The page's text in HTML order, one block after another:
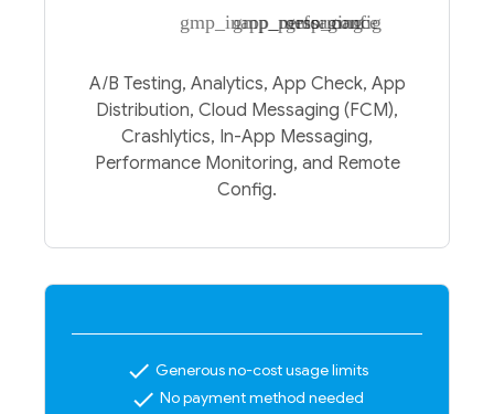
gmp_inapp_messaging
gmp_performance
gmp_config
A/B Testing, Analytics, App Check, App
Distribution, Cloud Messaging (FCM),
Crashlytics, In-App Messaging,
Performance Monitoring, and Remote
Config.
check Generous no-cost usage limits
check No payment method needed